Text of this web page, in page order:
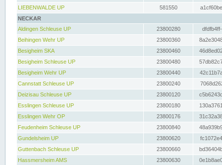
LIEBENWALDE UP
581550
NECKAR
Aldingen Schleuse UP
23800280
Beihingen Wehr UP
23800360
Besigheim SKA
23800460
Besigheim Schleuse UP
23800480
Besigheim Wehr UP
23800440
Cannstatt Schleuse UP
23800240
Deizisau Schleuse UP
23800120
Esslingen Schleuse UP
23800180
Esslingen Wehr OP
23800176
Feudenheim Schleuse UP
23800840
Gundelsheim UP
23800620
Guttenbach Schleuse UP
23800660
Hassmersheim AMS
23800630